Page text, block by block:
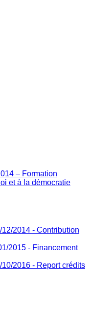
– Formation
et à la démocratie
2014 - Contribution
2015 - Financement
2016 - Report crédits